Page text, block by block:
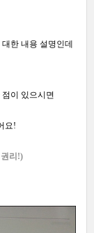
한 내용 설명인데
이 있으시면
요!
리!)